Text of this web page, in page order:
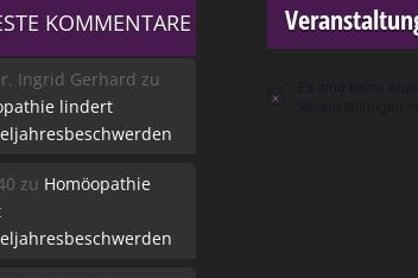
KOMMENTARE
Ingrid Gerhard zu
lindert
zu Homöopathie
Hinweis